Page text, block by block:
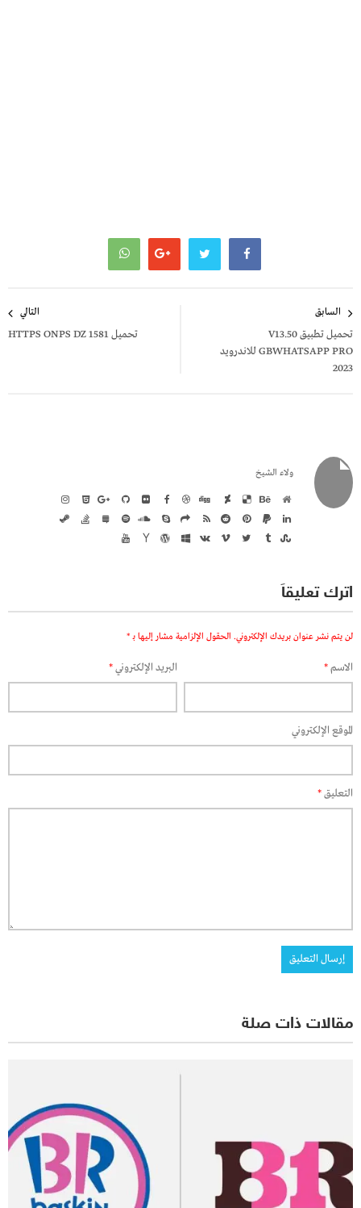
المقالات
السابق
تحميل تطبيق V13.50
GBWHATSAPP PRO للاندرويد
2023
التالي
تحميل HTTPS ONPS DZ 1581
ولاء الشيخ
اترك تعليقاً
لن يتم نشر عنوان بريدك الإلكتروني. الحقول الإلزامية مشار إليها بـ *
الاسم* البريد الإلكتروني*
الموقع الإلكتروني
التعليق*
مقالات ذات صلة